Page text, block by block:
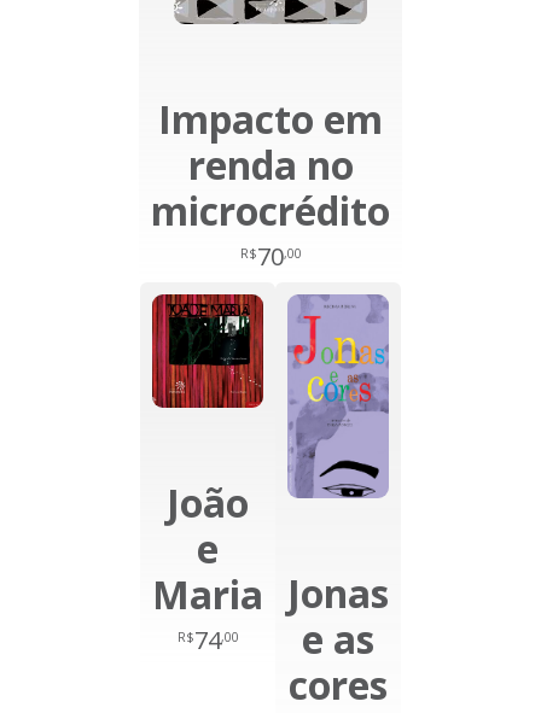
Impacto em
renda no
microcrédito
R$70,00
João
e
Maria
R$74,00
Jonas
e as
cores